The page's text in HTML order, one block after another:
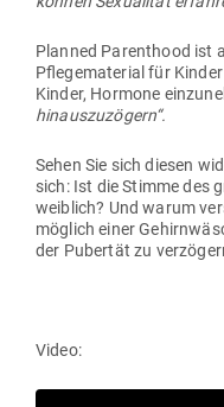
Planned Paren­thood ist
Pfle­ge­ma­terial für
Kinder, Hormone
hinauszuzögern“.
Sehen Sie sich diesen
sich: Ist die Stimme des
weiblich? Und warum
möglich einer
der Pubertät zu
Video: